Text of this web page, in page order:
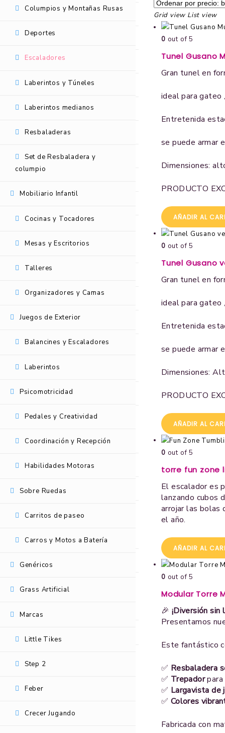
Columpios y Montañas Rusas
Deportes
Escaladores
Laberintos y Túneles
Laberintos medianos
Resbaladeras
Set de Resbaladera y
columpio
Mobiliario Infantil
Cocinas y Tocadores
Mesas y Escritorios
Talleres
Organizadores y Camas
Juegos de Exterior
Balancines y Escaladores
Laberintos
Psicomotricidad
Pedales y Creatividad
Coordinación y Recepción
Habilidades Motoras
Sobre Ruedas
Carritos de paseo
Carros y Motos a Batería
Genéricos
Grass Artificial
Marcas
Little Tikes
Step 2
Feber
Crecer Jugando
Grid view List view
0 out of 5
Tunel Gusano
Gran tunel en
ideal para gateo
Entretenida
se puede armar
Dimensiones:
PRODUCTO
AÑADIR AL
0 out of 5
Tunel Gusano
Gran tunel en
ideal para gateo
Entretenida
se puede armar
Dimensiones:
PRODUCTO
AÑADIR AL
0 out of 5
torre fun zone
El escalador es
lanzando cubos
arrojar las bolas
el año.
AÑADIR AL
0 out of 5
Modular Torre
🎉 ¡Diversión
Presentamos
Este fantástico
✅ Resbaladera
✅ Trepadorpara
✅ Largavista de
✅ Colores
Fabricada con
Camas Saltarinas
Casitas
Corralitos y Piscinas de Pelotas
Columpios y Montañas Rusas
Deportes
Escaladores
Laberintos y Túneles
Mesas y Escritorios
Talleres
Organizadores y Camas
Juegos de Exterior
Balancines y Escaladores
Laberintos
Psicomotricidad
Pedales y Creatividad
Coordinación y Recepción
Habilidades Motoras
Sobre Ruedas
Carritos de paseo